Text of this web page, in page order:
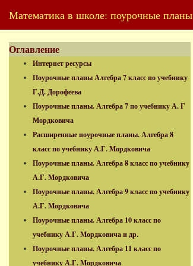
Математика в школе: поурочные планы
Оглавление
Интернет ресурсы
Поурочные планы Алгебра 7 класс по учебнику
Г.Д. Дорофеева
Поурочные планы. Алгебра 7 по учебнику А. Г
Мордковича
Расширенные поурочные планы. Алгебра 8
класс по учебнику А.Г. Мордковича
Поурочные планы. Алгебра 8 класс по учебнику
А.Г. Мордковича
Поурочные планы. Алгебра 9 класс по учебнику
А.Г. Мордковича
Поурочные планы. Алгебра 10 класс по
учебнику А.Г. Мордковича и др.
Поурочные планы. Алгебра 11 класс по
учебнику А.Г. Мордковича